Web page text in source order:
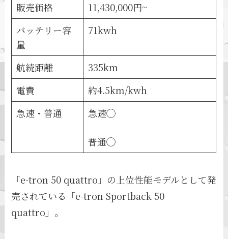
販売価格
11,430,000円~
バッテリー容
量
71kwh
航続距離
335km
電費
約4.5km/kwh
急速・普通
急速◯
普通◯
「e-tron 50 quattro」の上位性能モデルとして発
売されている「e-tron Sportback 50
quattro」。